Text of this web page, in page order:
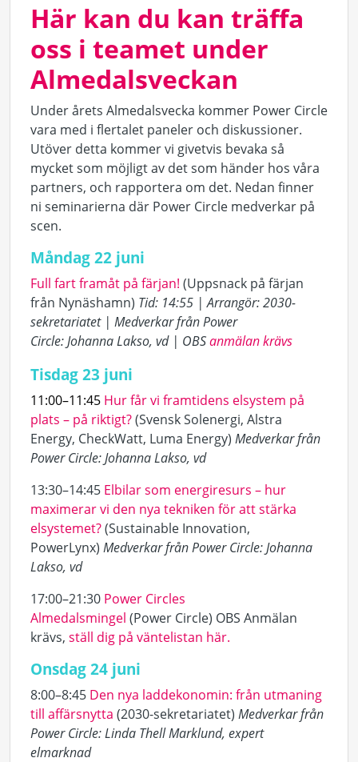
Här kan du kan träffa
oss i teamet under
Almedalsveckan
Under årets Almedalsvecka kommer Power Circle
vara med i flertalet paneler och diskussioner.
Utöver detta kommer vi givetvis bevaka så
mycket som möjligt av det som händer hos våra
partners, och rapportera om det. Nedan finner
ni seminarierna där Power Circle medverkar på
scen.
Måndag 22 juni
Full fart framåt på färjan! (Uppsnack på färjan
från Nynäshamn) Tid: 14:55 |Arrangör: 2030-
sekretariatet| Medverkar från Power
Circle: Johanna Lakso, vd| OBSanmälan krävs
Tisdag 23 juni
11:00–11:45 Hur får vi framtidens elsystem på
plats – på riktigt?(Svensk Solenergi, Alstra
Energy, CheckWatt, Luma Energy) Medverkar från
Power Circle: Johanna Lakso, vd
13:30–14:45 Elbilar som energiresurs – hur
maximerar vi den nya tekniken för att stärka
elsystemet?(Sustainable Innovation,
PowerLynx) Medverkar från Power Circle: Johanna
Lakso, vd
17:00–21:30 Power Circles
Almedalsmingel (Power Circle) OBS Anmälan
krävs, ställ dig på väntelistan här.
Onsdag 24 juni
8:00–8:45 Den nya laddekonomin: från utmaning
till affärsnytta (2030-sekretariatet) Medverkar från
Power Circle: Linda Thell Marklund, expert
elmarknad